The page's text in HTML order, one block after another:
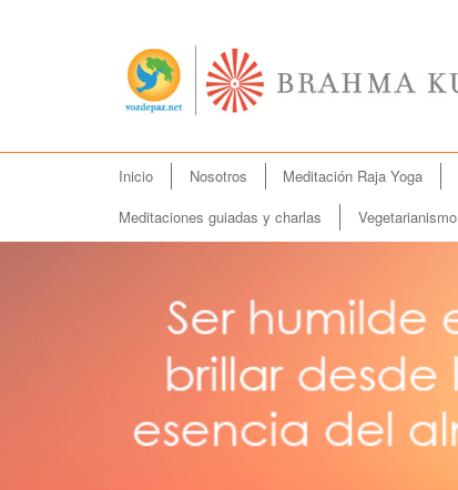
Ir
al
contenido
Inicio Nosotros Meditación Raja Yoga
Meditaciones guiadas y charlas
Vegetarianismo